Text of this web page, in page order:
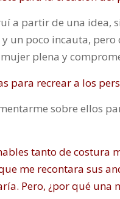
a partir de una idea,
un poco incauta,
plena y
para recrear a los
sobre ellos
tanto de
me recontara sus
Pero, ¿por qué